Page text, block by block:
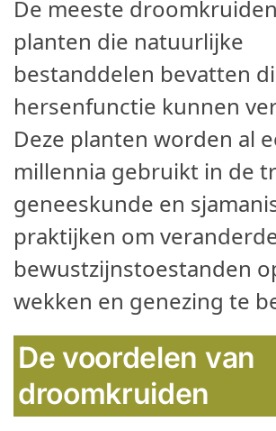
De meeste
planten die natuurlijke
bestanddelen bevatten
hersenfunctie kunnen
Deze planten worden al
millennia gebruikt in de
geneeskunde en
praktijken om
bewustzijnstoestanden
wekken en genezing te
De voordelen van
droomkruiden